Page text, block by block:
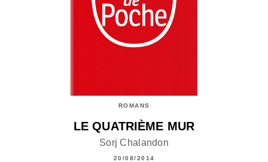
ROMANS
LE QUATRIÈME MUR
Sorj Chalandon
20/08/2014